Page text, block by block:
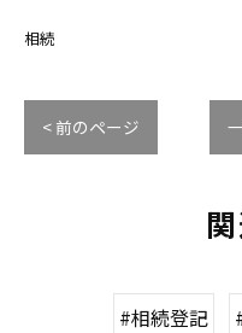
相続
< 前のページ
#相続登記